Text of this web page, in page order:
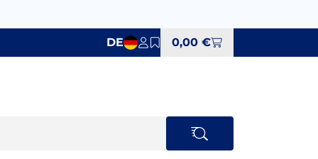
DE 0,00 €